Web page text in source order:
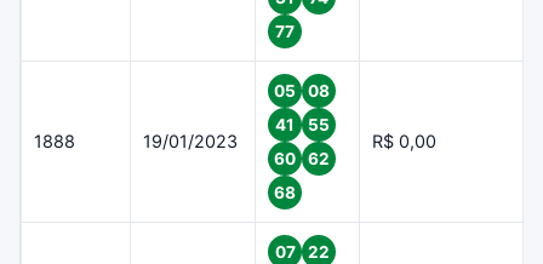
77
1888 19/01/2023
05
08
41
55
60
62
68
R$ 0,00
07
22